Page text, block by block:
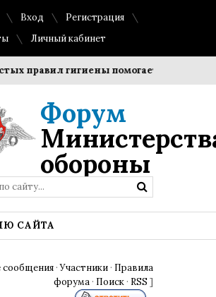
Вход
Регистрация
Личный кабинет
правил гигиены помогает сохранить
Форум
обороны
САЙТА
·Участники · Правила
форума · Поиск · RSS ]